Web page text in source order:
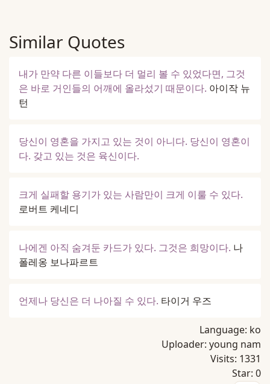
Similar Quotes
내가 만약 다른 이들보다 더 멀리 볼 수 있었다면, 그것
은 바로 거인들의 어깨에 올라섰기 때문이다. 아이작 뉴
턴
당신이 영혼을 가지고 있는 것이 아니다. 당신이 영혼이
다. 갖고 있는 것은 육신이다.
크게 실패할 용기가 있는 사람만이 크게 이룰 수 있다.
로버트 케네디
나에겐 아직 숨겨둔 카드가 있다. 그것은 희망이다. 나
폴레옹 보나파르트
언제나 당신은 더 나아질 수 있다. 타이거 우즈
Language: ko
Uploader: young nam
Visits: 1331
Star: 0